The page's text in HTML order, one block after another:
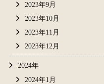
2023年9月
2023年10月
2023年11月
2023年12月
2024年
2024年1月